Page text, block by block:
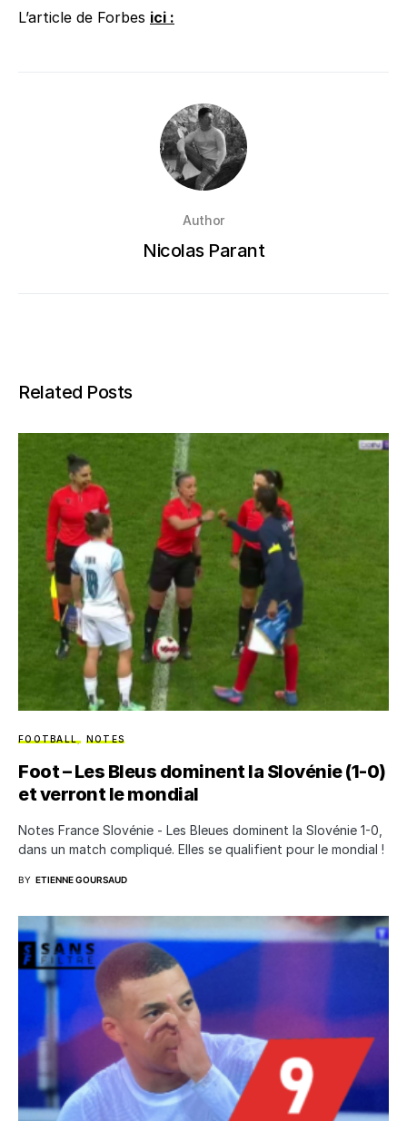
L’article de Forbes ici :
Author
Nicolas Parant
Related Posts
FOOTBALL NOTES
Foot – Les Bleus dominent la Slovénie (1-0)
et verront le mondial
Notes France Slovénie - Les Bleues dominent la Slovénie 1-0,
dans un match compliqué. Elles se qualifient pour le mondial !
BY ETIENNE GOURSAUD